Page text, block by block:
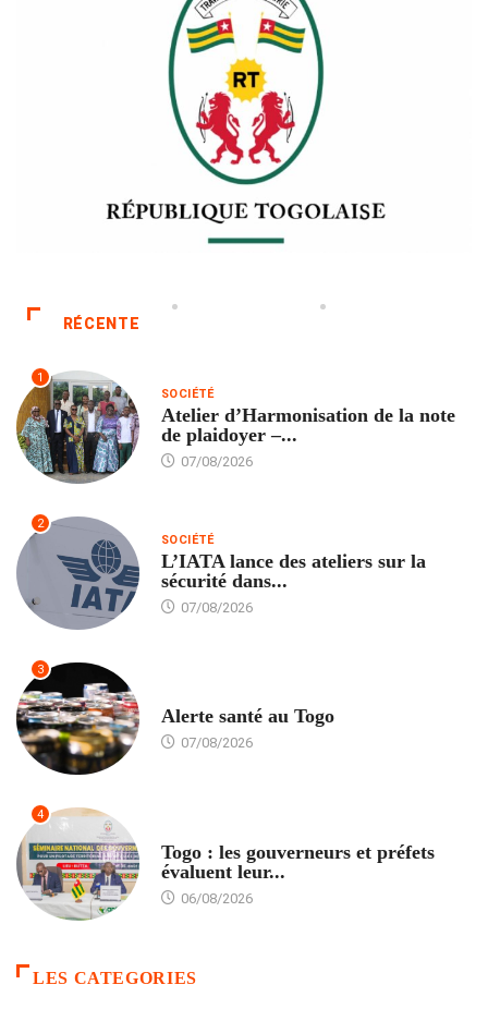
RÉCENTE
1
SOCIÉTÉ
Atelier d’Harmonisation de la note
de plaidoyer –...
07/08/2026
2
SOCIÉTÉ
L’IATA lance des ateliers sur la
sécurité dans...
07/08/2026
3
Alerte santé au Togo
07/08/2026
4
Togo : les gouverneurs et préfets
évaluent leur...
06/08/2026
LES CATEGORIES